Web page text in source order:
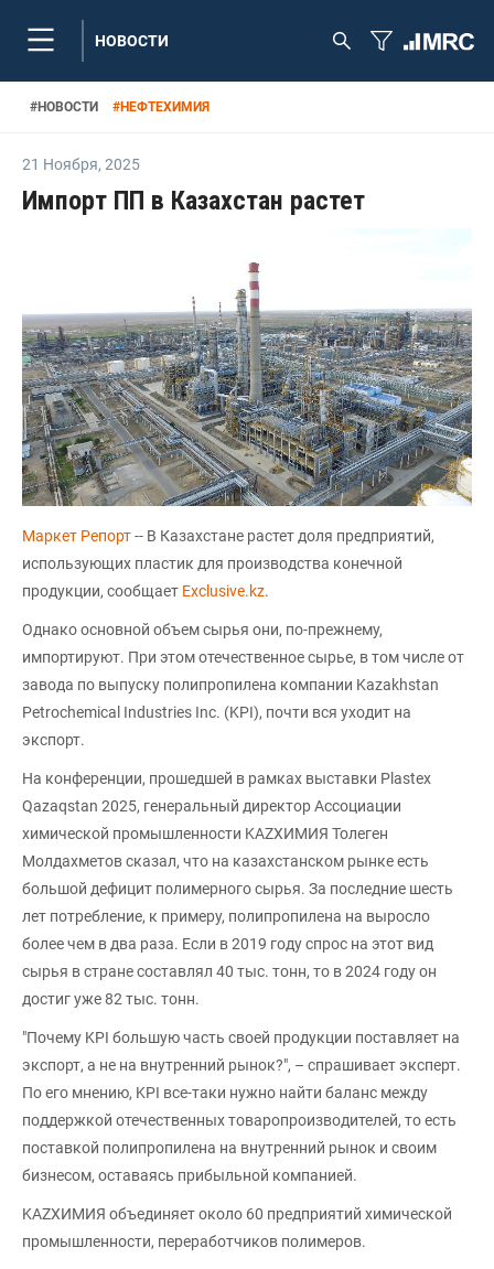
НОВОСТИ
#НОВОСТИ #НЕФТЕХИМИЯ
21 Ноября, 2025
Импорт ПП в Казахстан растет
Маркет Репорт-- В Казахстане растет доля предприятий,
использующих пластик для производства конечной
продукции, сообщает Еxclusive.kz.
Однако основной объем сырья они, по-прежнему,
импортируют. При этом отечественное сырье, в том числе от
завода по выпуску полипропилена компании Kazakhstan
Petrochemical Industries Inc. (KPI), почти вся уходит на
экспорт.
На конференции, прошедшей в рамках выставки Plastex
Qazaqstan 2025, генеральный директор Ассоциации
химической промышленности KAZХИМИЯ Толеген
Молдахметов сказал, что на казахстанском рынке есть
большой дефицит полимерного сырья. За последние шесть
лет потребление, к примеру, полипропилена на выросло
более чем в два раза. Если в 2019 году спрос на этот вид
сырья в стране составлял 40 тыс. тонн, то в 2024 году он
достиг уже 82 тыс. тонн.
"Почему KPI большую часть своей продукции поставляет на
экспорт, а не на внутренний рынок?", – спрашивает эксперт.
По его мнению, KPI все-таки нужно найти баланс между
поддержкой отечественных товаропроизводителей, то есть
поставкой полипропилена на внутренний рынок и своим
бизнесом, оставаясь прибыльной компанией.
KAZХИМИЯ объединяет около 60 предприятий химической
промышленности, переработчиков полимеров.